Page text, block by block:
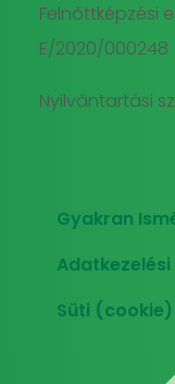
Felnőttképzési
E/2020/000248
Nyilvántartási
Gyakran
Süti